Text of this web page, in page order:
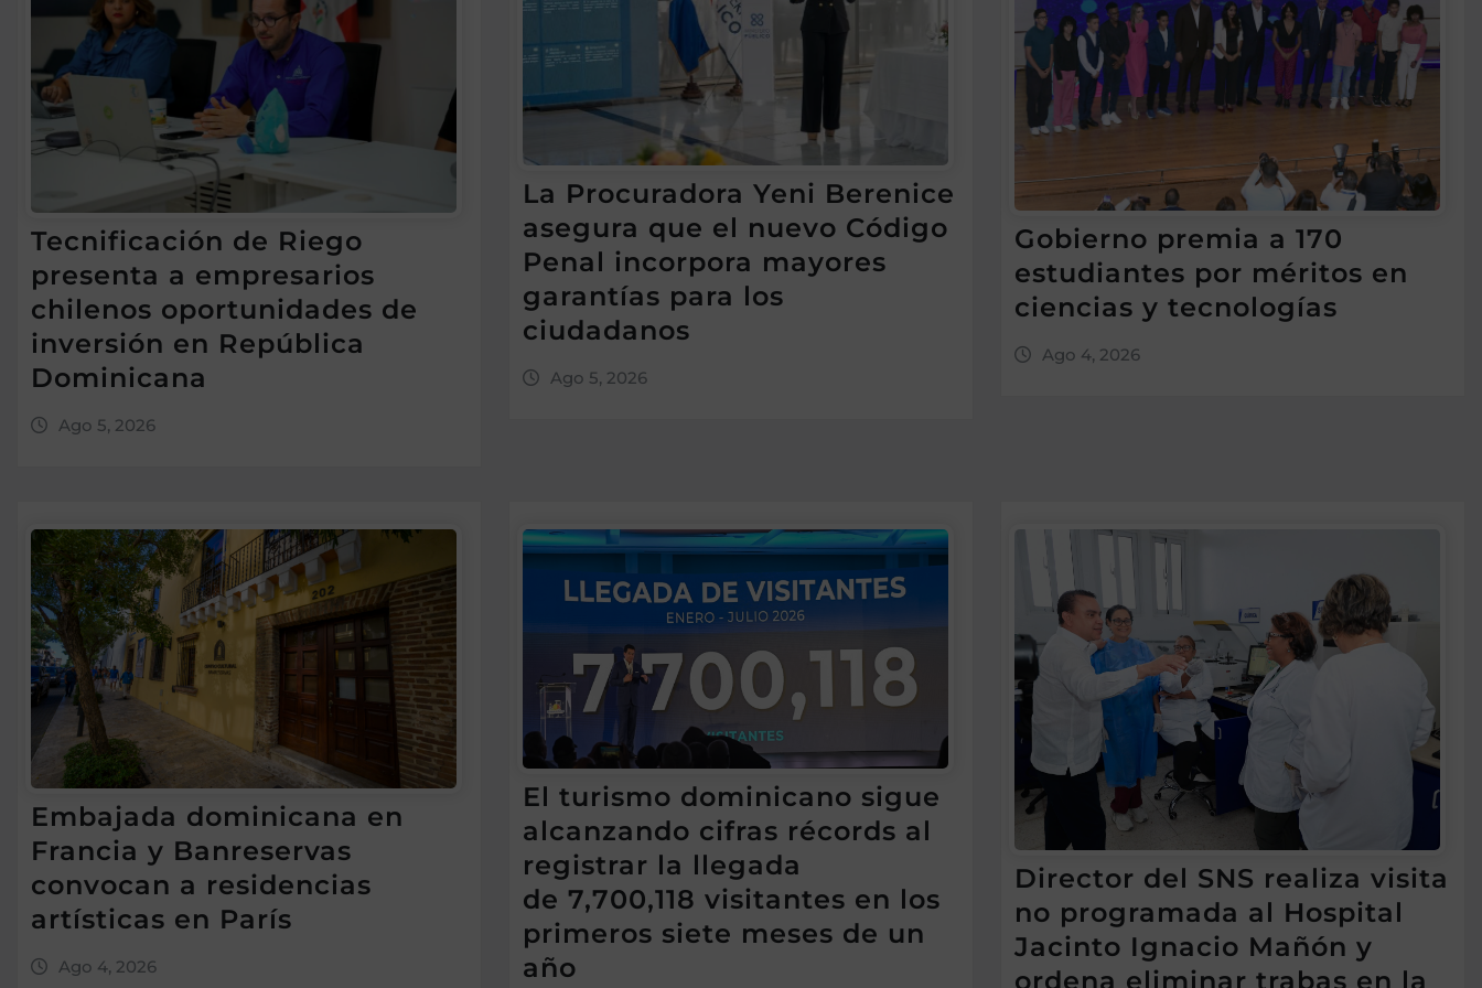
Tecnificación de Riego
presenta a empresarios
chilenos oportunidades de
inversión en República
Dominicana
Ago 5, 2026
La Procuradora Yeni Berenice
asegura que el nuevo Código
Penal incorpora mayores
garantías para los
ciudadanos
Ago 5, 2026
Gobierno premia a 170
estudiantes por méritos en
ciencias y tecnologías
Ago 4, 2026
Embajada dominicana en
Francia y Banreservas
convocan a residencias
artísticas en París
Ago 4, 2026
El turismo dominicano sigue
alcanzando cifras récords al
registrar la llegada
de 7,700,118 visitantes en los
primeros siete meses de un
año
Director del SNS realiza visita
no programada al Hospital
Jacinto Ignacio Mañón y
ordena eliminar trabas en la